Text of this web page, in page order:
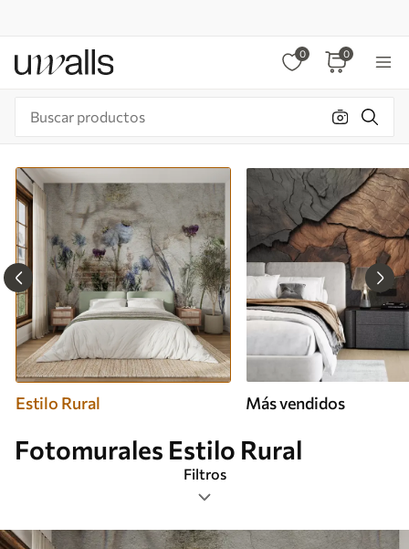
0 0
Estilo Rural Más vendidos
Fotomurales Estilo Rural
Filtros
Etiquetas